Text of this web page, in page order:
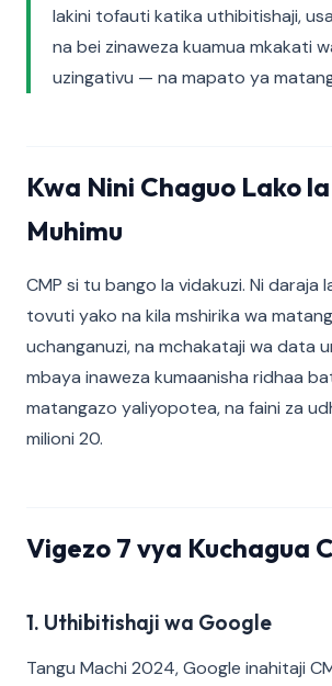
lakini tofauti katika uthibitishaji,
na bei zinaweza kuamua mkakati
uzingativu — na mapato ya
Kwa Nini Chaguo Lako
Muhimu
CMP si tu bango la vidakuzi. Ni daraja
tovuti yako na kila mshirika wa
uchanganuzi, na mchakataji wa data
mbaya inaweza kumaanisha ridhaa
matangazo yaliyopotea, na faini za
milioni 20.
Vigezo 7 vya Kuchagua
1. Uthibitishaji wa Google
Tangu Machi 2024, Google inahitaji